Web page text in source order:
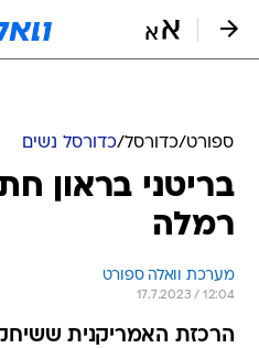
ספורט/כדורסל/כדורסל נשים
בריטני בראון
רמלה
מערכת וואלה ספורט
17.7.2023 / 12:04
הרכזת האמריקנית